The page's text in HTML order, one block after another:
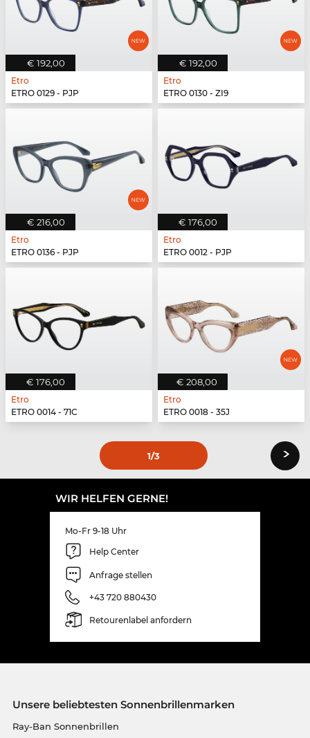
€ 192,00
Etro
ETRO 0129 - PJP
€ 192,00
Etro
ETRO 0130 - ZI9
€ 216,00
Etro
ETRO 0136 - PJP
€ 176,00
Etro
ETRO 0012 - PJP
€ 176,00
Etro
ETRO 0014 - 71C
€ 208,00
Etro
ETRO 0018 - 35J
1/3 ›
WIR HELFEN GERNE!
Mo-Fr 9-18 Uhr
Help Center
Anfrage stellen
+43 720 880430
Retourenlabel anfordern
Unsere beliebtesten Sonnenbrillenmarken
Ray-Ban Sonnenbrillen